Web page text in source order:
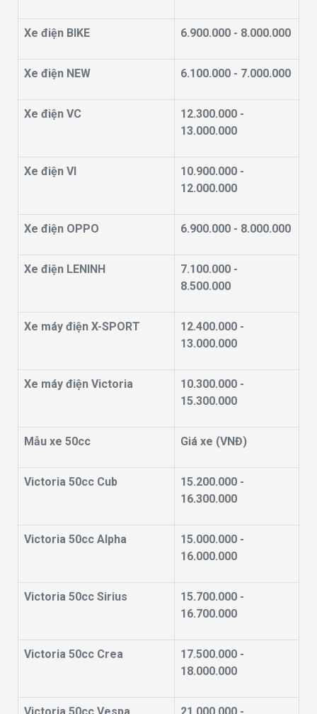
Xe điện BIKE 6.900.000 - 8.000.000
Xe điện NEW 6.100.000 - 7.000.000
Xe điện VC
12.300.000 -
13.000.000
Xe điện VI
10.900.000 -
12.000.000
Xe điện OPPO 6.900.000 - 8.000.000
Xe điện LENINH
7.100.000 -
8.500.000
Xe máy điện X-SPORT
12.400.000 -
13.000.000
Xe máy điện Victoria
10.300.000 -
15.300.000
Mẫu xe 50cc Giá xe (VNĐ)
Victoria 50cc Cub
15.200.000 -
16.300.000
Victoria 50cc Alpha
15.000.000 -
16.000.000
Victoria 50cc Sirius
15.700.000 -
16.700.000
Victoria 50cc Crea
17.500.000 -
18.000.000
Victoria 50cc Vespa 21.000.000 -